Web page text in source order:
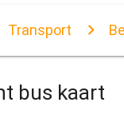
Transport
bus kaart